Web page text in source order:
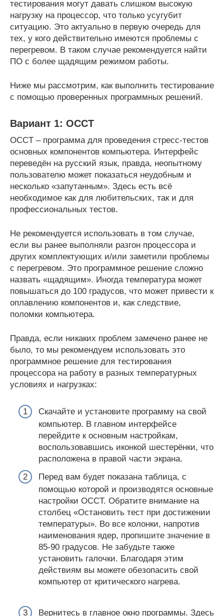
тестирования могут давать слишком высокую
нагрузку на процессор, что только усугубит
ситуацию. Это актуально в первую очередь для
тех, у кого действительно имеются проблемы с
перегревом. В таком случае рекомендуется найти
ПО с более щадящим режимом работы.
Ниже мы рассмотрим, как выполнить тестирование
с помощью проверенных программных решений.
Вариант 1: OCCT
OCCT – программа для проведения стресс-тестов
основных компонентов компьютера. Интерфейс
переведён на русский язык, правда, неопытному
пользователю может показаться неудобным и
несколько «запутанным». Здесь есть всё
необходимое как для любительских, так и для
профессиональных тестов.
Не рекомендуется использовать в том случае,
если вы ранее выполняли разгон процессора и
других комплектующих и/или заметили проблемы
с перегревом. Это программное решение сложно
назвать «щадящим». Иногда температура может
повышаться до 100 градусов, что может привести к
оплавлению компонентов и, как следствие,
поломки компьютера.
Правда, если никаких проблем замечено ранее не
было, то мы рекомендуем использовать это
программное решение для тестирования
процессора на работу в разных температурных
условиях и нагрузках:
Скачайте и установите программу на свой
компьютер. В главном интерфейсе
перейдите к основным настройкам,
воспользовавшись иконкой шестерёнки, что
расположена в правой части экрана.
Перед вам будет показана таблица, с
помощью которой и производятся основные
настройки OCCT. Обратите внимание на
столбец «Остановить тест при достижении
температуры». Во все колонки, напротив
наименования ядер, пропишите значение в
85-90 градусов. Не забудьте также
установить галочки. Благодаря этим
действиям вы можете обезопасить свой
компьютер от критического нагрева.
Вернитесь в главное окно программы. Здесь